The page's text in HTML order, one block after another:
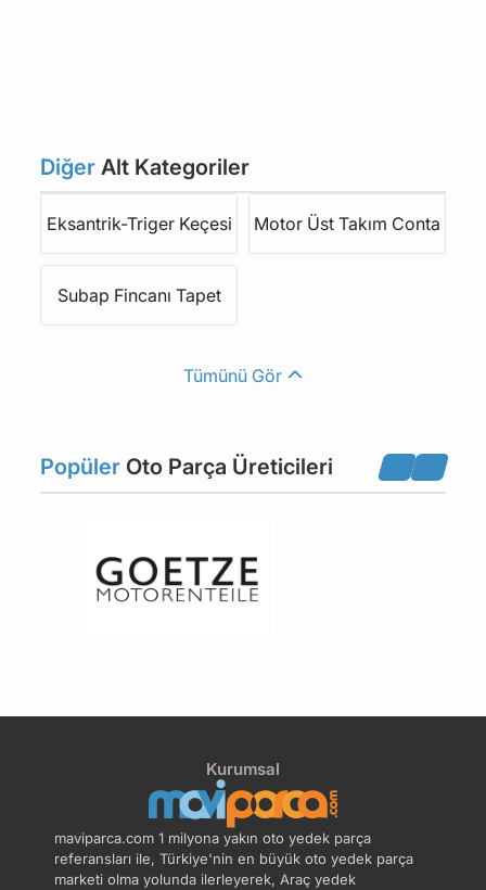
Diğer Alt Kategoriler
Eksantrik-Triger Keçesi Motor Üst Takım Conta
Subap Fincanı Tapet
Tümünü Gör
Popüler Oto Parça Üreticileri
Kurumsal
maviparca.com 1 milyona yakın oto yedek parça
referansları ile, Türkiye'nin en büyük oto yedek parça
marketi olma yolunda ilerleyerek, Araç yedek